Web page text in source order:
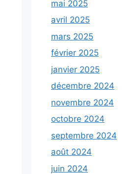
mai 2025
avril 2025
mars 2025
février 2025
janvier 2025
décembre 2024
novembre 2024
octobre 2024
septembre 2024
août 2024
juin 2024